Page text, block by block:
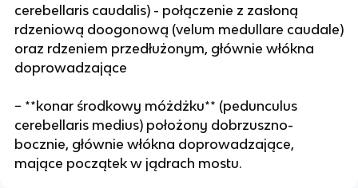
cerebellaris caudalis) - połączenie z zasłoną
rdzeniową doogonową (velum medullare caudale)
oraz rdzeniem przedłużonym, głównie włókna
doprowadzające
− **konar środkowy móżdżku** (pedunculus
cerebellaris medius) położony dobrzuszno-
bocznie, głównie włókna doprowadzające,
mające początek w jądrach mostu.